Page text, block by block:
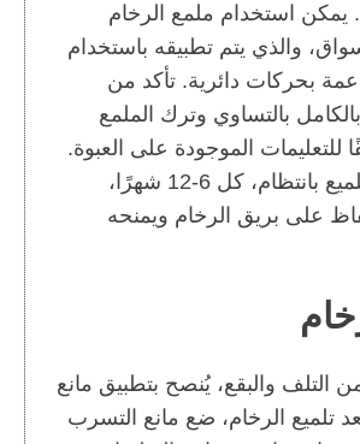
يمكن استخدام ملمع الرخام
والذي يتم تطبيقه باستخدام
بحركات دائرية. تأكد من
بالتساوي وترك الملمع
للتعليمات الموجودة على العبوة.
تكرار عملية التلميع بانتظام، كل 6-12 شهرًا،
على بريق الرخام ويمنحه
التلف والبقع، يُنصح بتطبيق مانع
الرخام، ضع مانع التسرب